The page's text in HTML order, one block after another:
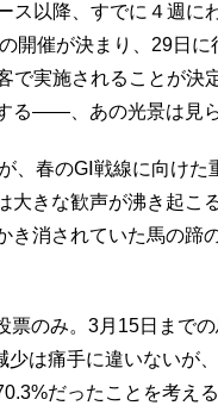
以降、すでに４週に
開催が決まり、29日に
で実施されることが決
る――、あの光景は見ら
春のGⅠ戦線に向けた
大きな歓声が沸き起こ
き消されていた馬の蹄
のみ。3月15日まで
は痛手に違いないが
だったことを考え